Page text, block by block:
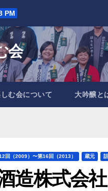
PM
会
む会について 大吟醸と
回（2009）〜第16回（2013） 蔵元
造株式会